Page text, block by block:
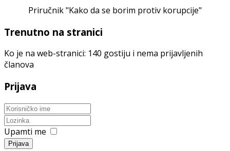
Priručnik "Kako da se borim protiv korupcije"
Trenutno na stranici
Ko je na web-stranici: 140 gostiju i nema prijavljenih
članova
Prijava
Upamti me
Prijava